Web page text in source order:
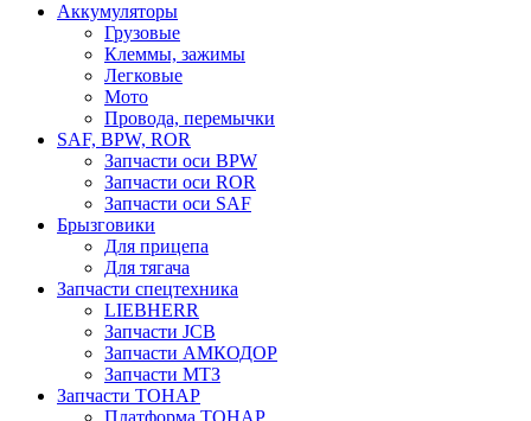
Аккумуляторы
Грузовые
Клеммы, зажимы
Легковые
Мото
Провода, перемычки
SAF, BPW, ROR
Запчасти оси BPW
Запчасти оси ROR
Запчасти оси SAF
Брызговики
Для прицепа
Для тягача
Запчасти спецтехника
LIEBHERR
Запчасти JCB
Запчасти АМКОДОР
Запчасти МТЗ
Запчасти ТОНАР
Платформа ТОНАР